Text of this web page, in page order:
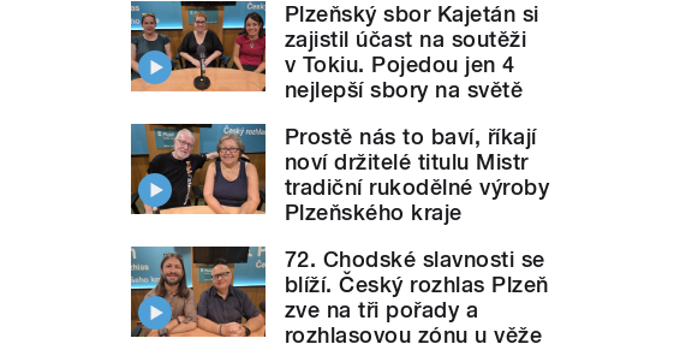
Plzeňský sbor Kajetán si
zajistil účast na soutěži
v Tokiu. Pojedou jen 4
nejlepší sbory na světě
Prostě nás to baví, říkají
noví držitelé titulu Mistr
tradiční rukodělné výroby
Plzeňského kraje
72. Chodské slavnosti se
blíží. Český rozhlas Plzeň
zve na tři pořady a
rozhlasovou zónu u věže